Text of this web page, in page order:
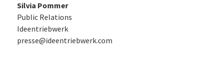
Silvia Pommer
Public Relations
Ideentriebwerk
presse@ideentriebwerk.com